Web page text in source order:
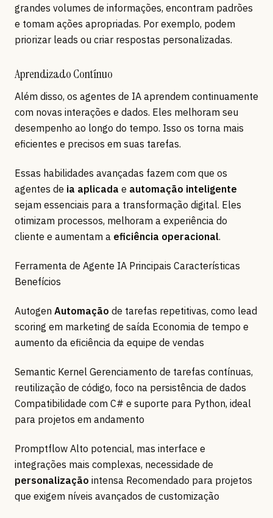
grandes volumes de informações, encontram padrões
e tomam ações apropriadas. Por exemplo, podem
priorizar leads ou criar respostas personalizadas.
Aprendizado Contínuo
Além disso, os agentes de IA aprendem continuamente
com novas interações e dados. Eles melhoram seu
desempenho ao longo do tempo. Isso os torna mais
eficientes e precisos em suas tarefas.
Essas habilidades avançadas fazem com que os
agentes de ia aplicada e automação inteligente
sejam essenciais para a transformação digital. Eles
otimizam processos, melhoram a experiência do
cliente e aumentam a eficiência operacional.
Ferramenta de Agente IA Principais Características
Benefícios
Autogen Automação de tarefas repetitivas, como lead
scoring em marketing de saída Economia de tempo e
aumento da eficiência da equipe de vendas
Semantic Kernel Gerenciamento de tarefas contínuas,
reutilização de código, foco na persistência de dados
Compatibilidade com C# e suporte para Python, ideal
para projetos em andamento
Promptflow Alto potencial, mas interface e
integrações mais complexas, necessidade de
personalização intensa Recomendado para projetos
que exigem níveis avançados de customização